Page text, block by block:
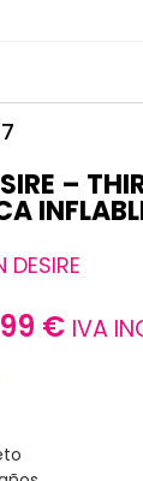
–
DESIRE
€ IVA